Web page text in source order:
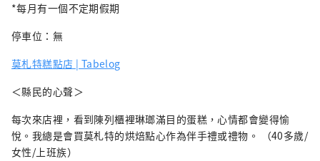
*每月有一個不定期假期
停車位：無
莫札特糕點店 | Tabelog
＜縣民的心聲＞
每次來店裡，看到陳列櫃裡琳瑯滿目的蛋糕，心情都會變得愉
悅。我總是會買莫札特的烘焙點心作為伴手禮或禮物。 （40多歲/
女性/上班族）